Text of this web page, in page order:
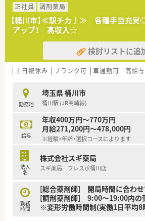
正社員
調剤薬局
【桶川市】≪駅チカ♪≫ 各種手当充
アップ！ 高収入☆
検討リストに追
土日祝休み ブランク可 車通勤可 高給
勤務地
埼玉県 桶川市
桶川駅 (JR高崎線)
給与
年収400万円～770万円
月給271,200円～478,000円
※経験・年齢・選択コースによります
法人
名
株式会社スギ薬局
スギ薬局 フレスポ桶川店
勤務
時間
[総合薬剤師] 開局時間に合わせ
[調剤薬剤師] 9:00～19:00内の
※変形労働時間制(実働1日平均8